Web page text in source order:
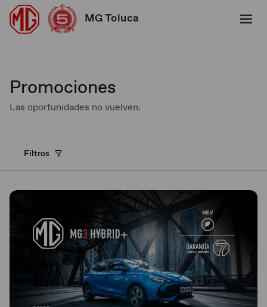
MG Toluca
Promociones
Las oportunidades no vuelven.
Filtros